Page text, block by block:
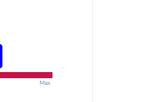
Max